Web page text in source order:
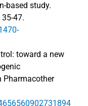
based study.
47.
toward a new
Pharmacother